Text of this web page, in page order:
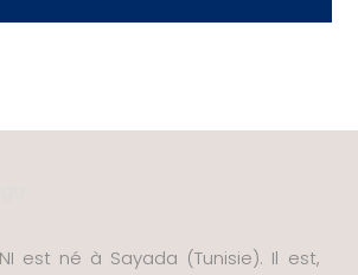
est né à Sayada (Tunisie). Il est,